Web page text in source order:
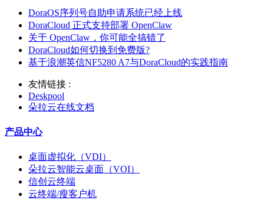
DoraOS序列号自助申请系统已经上线
DoraCloud 正式支持部署 OpenClaw
关于 OpenClaw，你可能全搞错了
DoraCloud如何切换到免费版?
基于浪潮英信NF5280 A7与DoraCloud的实践指南
友情链接 :
Deskpool
朵拉云在线文档
产品中心
桌面虚拟化（VDI）
朵拉云智能云桌面（VOI）
信创云终端
云终端/瘦客户机